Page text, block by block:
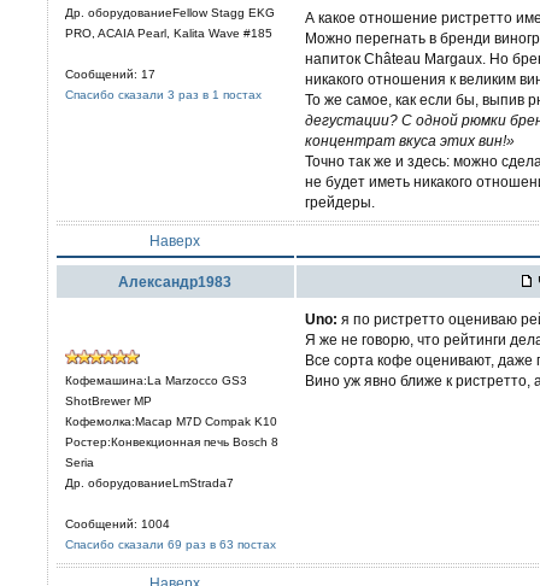
Др. оборудованиеFellow Stagg EKG
PRO, ACAIA Pearl, Kalita Wave #185
Сообщений: 17
Спасибо сказали 3 раз в 1 постах
А какое отношение ристретто
Можно перегнать в бренди
напиток Château Margaux. Но
никакого отношения к великим
То же самое, как если бы, выпив
дегустации? С одной рюмки
концентрат вкуса этих вин!»
Точно так же и здесь: можно
не будет иметь никакого
грейдеры.
Наверх
Александр1983
Кофемашина:La Marzocco GS3
ShotBrewer MP
Кофемолка:Macap M7D Compak K10
Ростер:Конвекционная печь Bosch 8
Seria
Др. оборудованиеLmStrada7
Сообщений: 1004
Спасибо сказали 69 раз в 63 постах
Uno: я по ристретто оцениваю
Я же не говорю, что рейтинги
Все сорта кофе оценивают,
Вино уж явно ближе к ристретто,